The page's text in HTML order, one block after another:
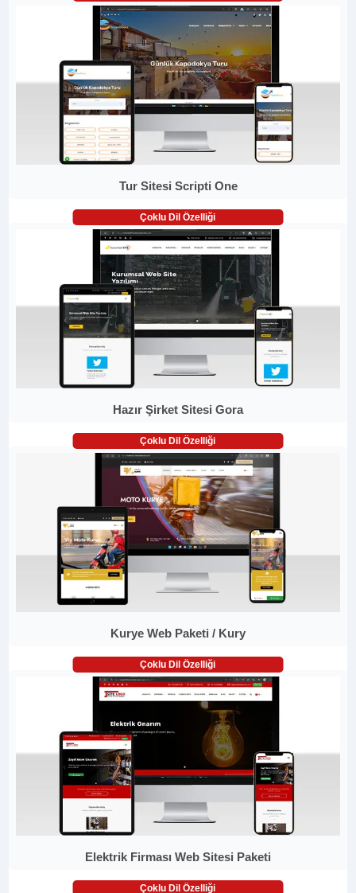
Tur Sitesi Scripti One
Çoklu Dil Özelliği
Hazır Şirket Sitesi Gora
Çoklu Dil Özelliği
Kurye Web Paketi / Kury
Çoklu Dil Özelliği
Elektrik Firması Web Sitesi Paketi
Çoklu Dil Özelliği